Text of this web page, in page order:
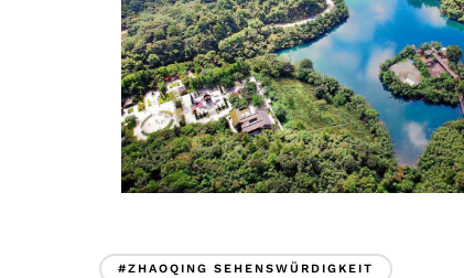
#ZHAOQING SEHENSWÜRDIGKEIT